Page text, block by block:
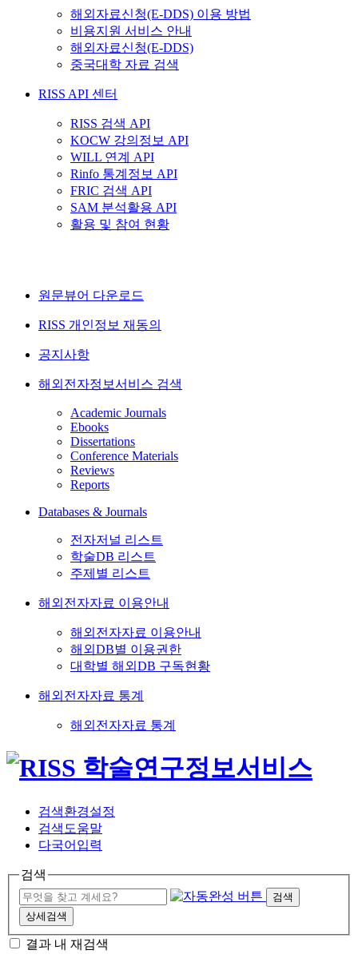
해외자료신청(E-DDS) 이용 방법
비용지원 서비스 안내
해외자료신청(E-DDS)
중국대학 자료 검색
RISS API 센터
RISS 검색 API
KOCW 강의정보 API
WILL 연계 API
Rinfo 통계정보 API
FRIC 검색 API
SAM 분석활용 API
활용 및 참여 현황
원문뷰어 다운로드
RISS 개인정보 재동의
공지사항
해외전자정보서비스 검색
Academic Journals
Ebooks
Dissertations
Conference Materials
Reviews
Reports
Databases & Journals
전자저널 리스트
학술DB 리스트
주제별 리스트
해외전자자료 이용안내
해외전자자료 이용안내
해외DB별 이용권한
대학별 해외DB 구독현황
해외전자자료 통계
해외전자자료 통계
검색환경설정
검색도움말
다국어입력
검색
검색
상세검색
결과 내 재검색